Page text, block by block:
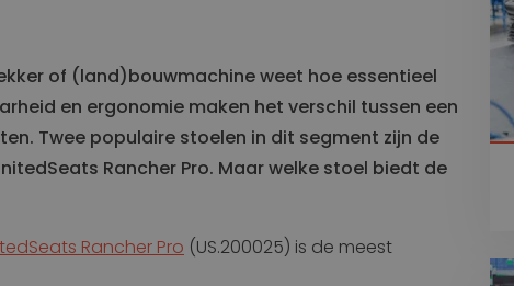
Stoelen voor Haven
Stoelen voor Scheepvaart
of (land)bouwmachine weet hoe essentieel
en ergonomie maken het verschil tussen een
Twee populaire stoelen in dit segment zijn de
Rancher Pro. Maar welke stoel biedt de
Rancher Pro (US.200025) is de meest